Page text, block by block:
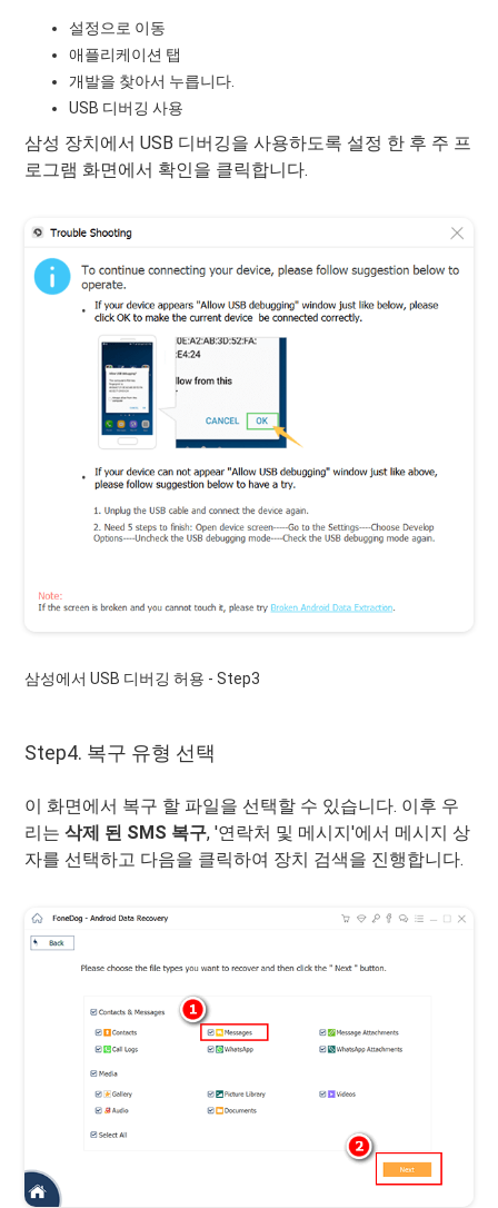
설정으로 이동
애플리케이션 탭
개발을 찾아서 누릅니다.
USB 디버깅 사용
삼성 장치에서 USB 디버깅을 사용하도록 설정 한 후 주 프
로그램 화면에서 확인을 클릭합니다.
삼성에서 USB 디버깅 허용 - Step3
Step4. 복구 유형 선택
이 화면에서 복구 할 파일을 선택할 수 있습니다. 이후 우
리는삭제 된 SMS 복구, '연락처 및 메시지'에서 메시지 상
자를 선택하고 다음을 클릭하여 장치 검색을 진행합니다.